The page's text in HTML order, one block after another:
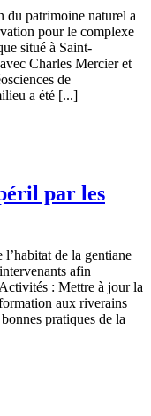
du patrimoine naturel a
pour le complexe
situé à Saint-
Charles Mercier et
de
a été [...]
par les
l’habitat de la gentiane
afin
: Mettre à jour la
aux riverains
pratiques de la